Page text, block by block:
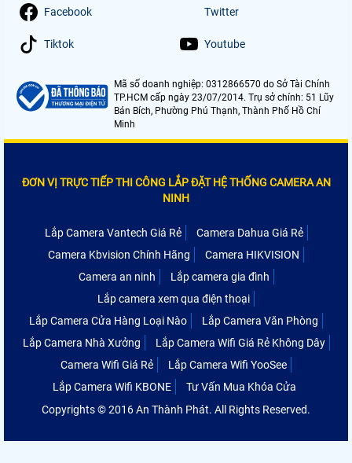
Facebook Twitter
Tiktok Youtube
Mã số doanh nghiệp: 0312866570 do Sở Tài Chính
TP.HCM cấp ngày 23/07/2014. Trụ sở chính: 51 Lũy
Bán Bích, Phường Phú Thạnh, Thành Phố Hồ Chí
Minh
ĐƠN VỊ TRỰC TIẾP THI CÔNG LẮP ĐẶT HỆ THỐNG CAMERA AN
NINH
Lắp Camera Vantech Giá Rẻ
Camera Dahua Giá Rẻ
Camera Kbvision Chính Hãng
Camera HIKVISION
Camera an ninh
Lắp camera gia đình
Lắp camera xem qua điện thoại
Lắp Camera Cửa Hàng Loại Nào
Lắp Camera Văn Phòng
Lắp Camera Nhà Xưởng
Lắp Camera Wifi Giá Rẻ Không Dây
Camera Wifi Giá Rẻ
Lắp Camera Wifi YooSee
Lắp Camera Wifi KBONE
Tư Vấn Mua Khóa Cửa
Copyrights © 2016 An Thành Phát. All Rights Reserved.